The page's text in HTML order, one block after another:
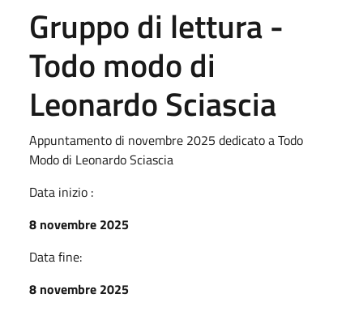
Gruppo di lettura -
Todo modo di
Leonardo Sciascia
Appuntamento di novembre 2025 dedicato a Todo
Modo di Leonardo Sciascia
Data inizio :
8 novembre 2025
Data fine:
8 novembre 2025